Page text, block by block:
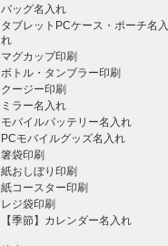
バッグ名入れ
タブレットPCケース・ポーチ名入
れ
マグカップ印刷
ボトル・タンブラー印刷
クージー印刷
ミラー名入れ
モバイルバッテリー名入れ
PCモバイルグッズ名入れ
箸袋印刷
紙おしぼり印刷
紙コースター印刷
レジ袋印刷
【季節】カレンダー名入れ